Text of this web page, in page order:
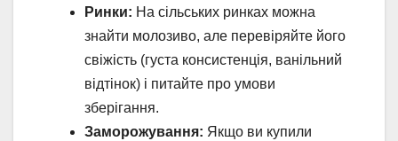
Ринки: На сільських ринках можна
знайти молозиво, але перевіряйте його
свіжість (густа консистенція, ванільний
відтінок) і питайте про умови
зберігання.
Заморожування: Якщо ви купили